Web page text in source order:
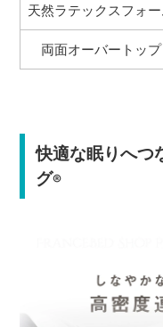
天然ラテックスフォ
両面オーバートップ
快適な眠りへつ
グ®